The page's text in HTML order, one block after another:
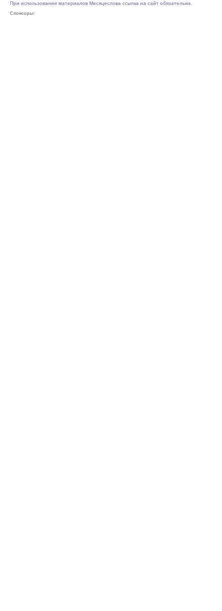
При использовании материалов Месяцеслова ссылка на сайт обязательна.
Спонсоры: